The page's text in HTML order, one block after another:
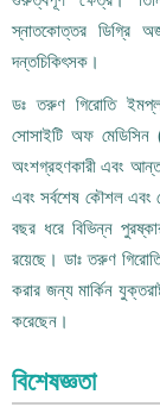
স্নাতকোত্তর ডিগ্রি
দন্তচিকিৎসক।
ডঃ তরুণ গিরোতি
সোসাইটি অফ মেডিসিন
অংশগ্রহণকারী এবং
এবং সর্বশেষ কৌশল এবং
বছর ধরে বিভিন্ন
রয়েছে। ডাঃ তরুণ গিরোতি
করার জন্য মার্কিন
করেছেন।
বিশেষজ্ঞতা